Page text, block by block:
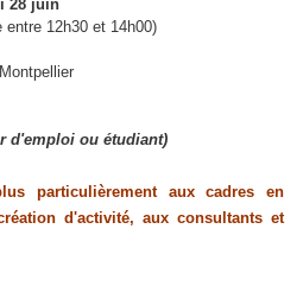
28 juin
entre 12h30 et 14h00)
d'emploi ou étudiant)
particulièrement aux cadres en
d'activité, aux consultants et